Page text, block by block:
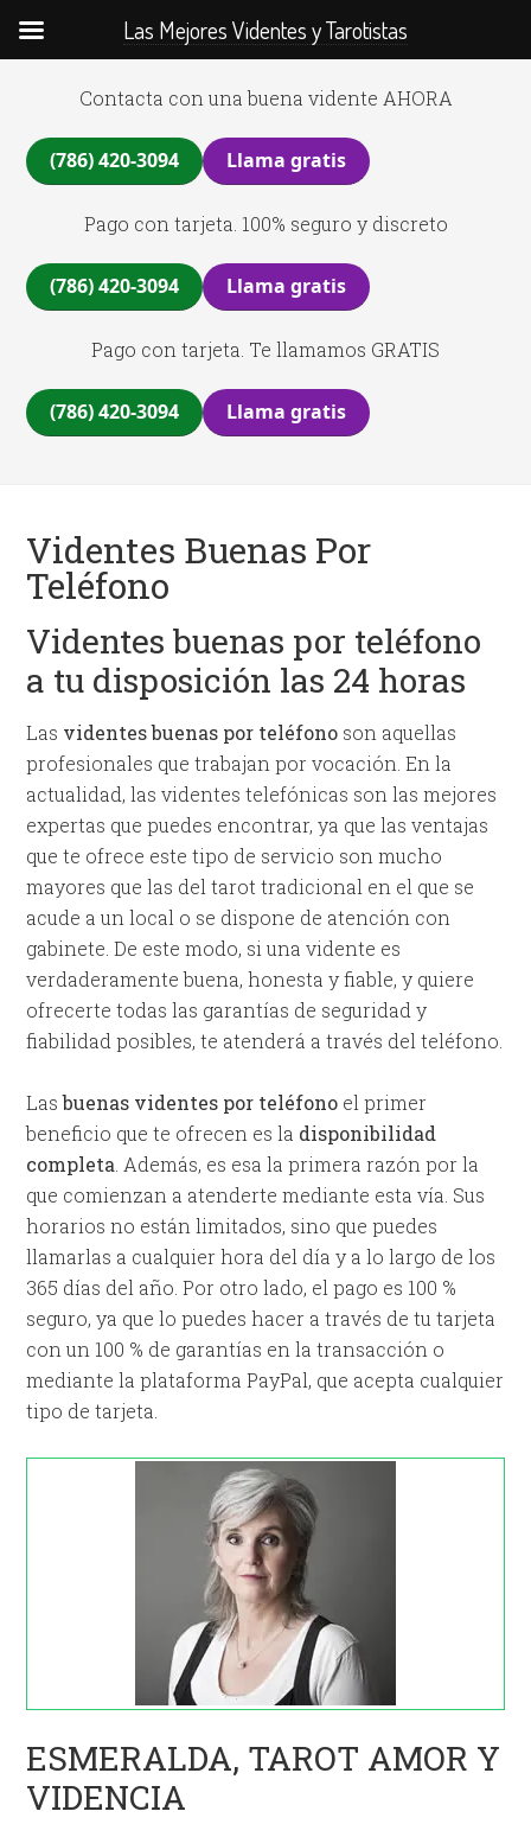
Contacta con una buena vidente AHORA
(786) 420-3094 Llama gratis
Pago con tarjeta. 100% seguro y discreto
(786) 420-3094 Llama gratis
Pago con tarjeta. Te llamamos GRATIS
(786) 420-3094 Llama gratis
Videntes Buenas Por
Teléfono
Videntes buenas por teléfono
a tu disposición las 24 horas
Las videntes buenas por teléfono son aquellas
profesionales que trabajan por vocación. En la
actualidad, las videntes telefónicas son las mejores
expertas que puedes encontrar, ya que las ventajas
que te ofrece este tipo de servicio son mucho
mayores que las del tarot tradicional en el que se
acude a un local o se dispone de atención con
gabinete. De este modo, si una vidente es
verdaderamente buena, honesta y fiable, y quiere
ofrecerte todas las garantías de seguridad y
fiabilidad posibles, te atenderá a través del teléfono.
Lasbuenas videntes por teléfono el primer
beneficio que te ofrecen es la disponibilidad
completa . Además, es esa la primera razón por la
que comienzan a atenderte mediante esta vía. Sus
horarios no están limitados, sino que puedes
llamarlas a cualquier hora del día y a lo largo de los
365 días del año. Por otro lado, el pago es 100 %
seguro, ya que lo puedes hacer a través de tu tarjeta
con un 100 % de garantías en la transacción o
mediante la plataforma PayPal, que acepta cualquier
tipo de tarjeta.
ESMERALDA, TAROT AMOR Y
VIDENCIA
Las Mejores Videntes y Tarotistas